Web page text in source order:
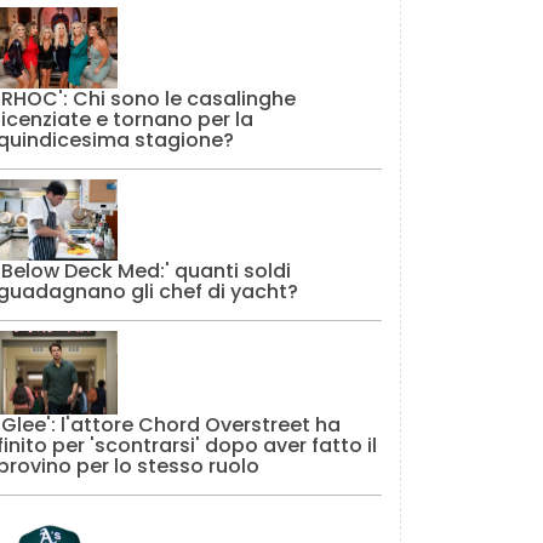
Chi sono le casalinghe
e tornano per la
stagione?
Deck Med:' quanti soldi
gli chef di yacht?
l'attore Chord Overstreet ha
per 'scontrarsi' dopo aver fatto il
per lo stesso ruolo